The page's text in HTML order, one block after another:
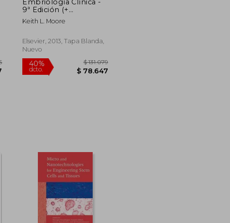
9ª Edición (+
Studentconsult)
Keith L. Moore
Elsevier, 2013, Tapa Blanda,
Nuevo